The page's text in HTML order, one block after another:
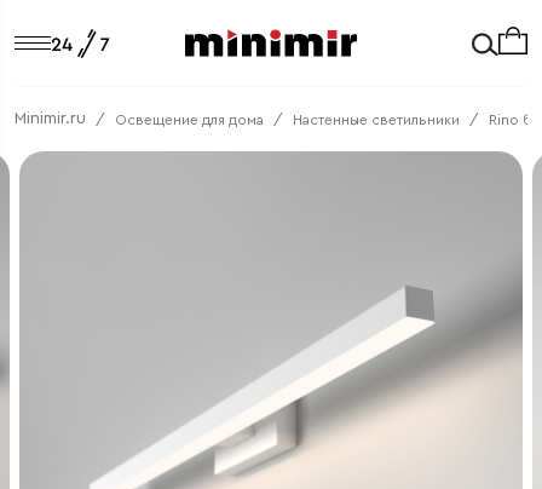
Minimir.ru Освещение для дома Настенные светильники Rino